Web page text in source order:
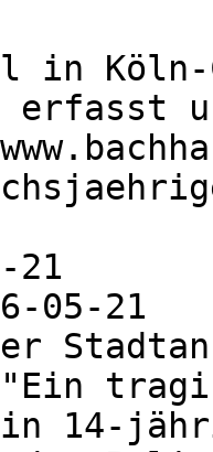
Köln-
erfasst
21
05-21
14-